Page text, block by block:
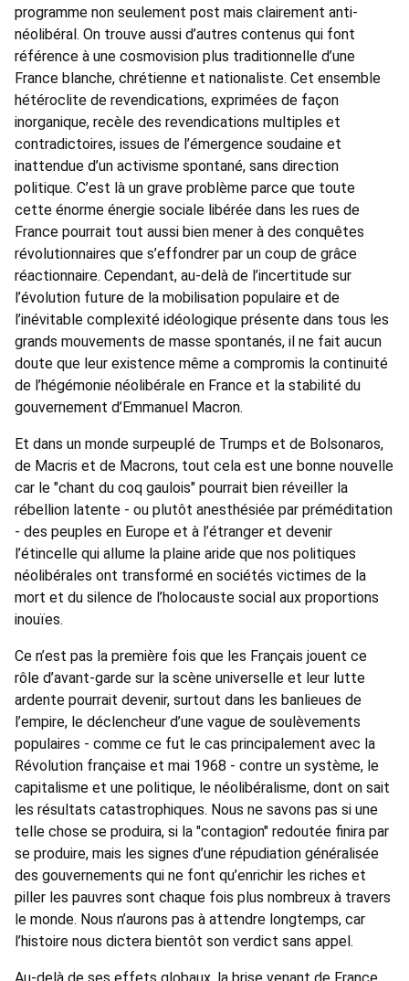
programme non seulement post mais clairement anti-
néolibéral. On trouve aussi d’autres contenus qui font
référence à une cosmovision plus traditionnelle d’une
France blanche, chrétienne et nationaliste. Cet ensemble
hétéroclite de revendications, exprimées de façon
inorganique, recèle des revendications multiples et
contradictoires, issues de l’émergence soudaine et
inattendue d’un activisme spontané, sans direction
politique. C’est là un grave problème parce que toute
cette énorme énergie sociale libérée dans les rues de
France pourrait tout aussi bien mener à des conquêtes
révolutionnaires que s’effondrer par un coup de grâce
réactionnaire. Cependant, au-delà de l’incertitude sur
l’évolution future de la mobilisation populaire et de
l’inévitable complexité idéologique présente dans tous les
grands mouvements de masse spontanés, il ne fait aucun
doute que leur existence même a compromis la continuité
de l’hégémonie néolibérale en France et la stabilité du
gouvernement d’Emmanuel Macron.
Et dans un monde surpeuplé de Trumps et de Bolsonaros,
de Macris et de Macrons, tout cela est une bonne nouvelle
car le "chant du coq gaulois" pourrait bien réveiller la
rébellion latente - ou plutôt anesthésiée par préméditation
- des peuples en Europe et à l’étranger et devenir
l’étincelle qui allume la plaine aride que nos politiques
néolibérales ont transformé en sociétés victimes de la
mort et du silence de l’holocauste social aux proportions
inouïes.
Ce n’est pas la première fois que les Français jouent ce
rôle d’avant-garde sur la scène universelle et leur lutte
ardente pourrait devenir, surtout dans les banlieues de
l’empire, le déclencheur d’une vague de soulèvements
populaires - comme ce fut le cas principalement avec la
Révolution française et mai 1968 - contre un système, le
capitalisme et une politique, le néolibéralisme, dont on sait
les résultats catastrophiques. Nous ne savons pas si une
telle chose se produira, si la "contagion" redoutée finira par
se produire, mais les signes d’une répudiation généralisée
des gouvernements qui ne font qu’enrichir les riches et
piller les pauvres sont chaque fois plus nombreux à travers
le monde. Nous n’aurons pas à attendre longtemps, car
l’histoire nous dictera bientôt son verdict sans appel.